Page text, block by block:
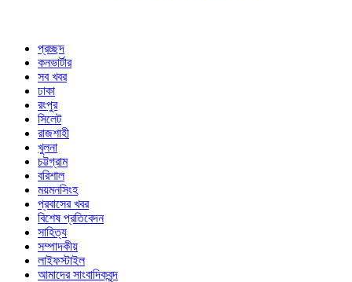
প্রচ্ছদ
কনভার্টার
সব খবর
ঢাকা
রংপুর
সিলেট
রাজশাহী
খুলনা
চট্টগ্রাম
বরিশাল
ময়মনসিংহ
প্রবাসের খবর
বিশেষ প্রতিবেদন
সাহিত্য
সম্পাদকীয়
লাইফস্টাইল
আমাদের সাংবাদিকবৃন্দ